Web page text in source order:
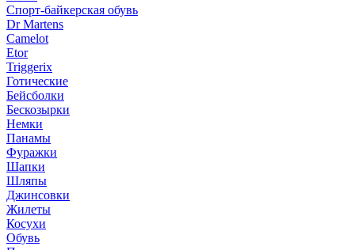
Спорт-байкерская обувь
Dr Martens
Camelot
Etor
Triggerix
Готические
Бейсболки
Бескозырки
Немки
Панамы
Фуражки
Шапки
Шляпы
Джинсовки
Жилеты
Косухи
Обувь